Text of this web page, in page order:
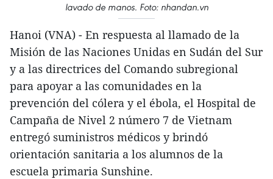
lavado de manos. Foto: nhandan.vn
Hanoi (VNA) - En respuesta al llamado de la
Misión de las Naciones Unidas en Sudán del Sur
y a las directrices del Comando subregional
para apoyar a las comunidades en la
prevención del cólera y el ébola, el Hospital de
Campaña de Nivel 2 número 7 de Vietnam
entregó suministros médicos y brindó
orientación sanitaria a los alumnos de la
escuela primaria Sunshine.